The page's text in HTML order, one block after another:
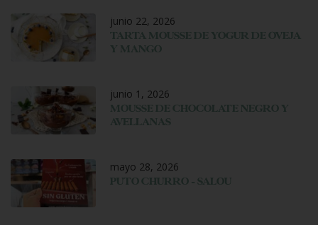
junio 22, 2026
TARTA MOUSSE DE YOGUR DE OVEJA
Y MANGO
junio 1, 2026
MOUSSE DE CHOCOLATE NEGRO Y
AVELLANAS
mayo 28, 2026
PUTO CHURRO – SALOU